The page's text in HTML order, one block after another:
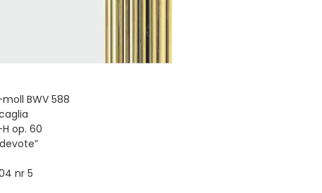
BWV 588
op. 60
nr 5